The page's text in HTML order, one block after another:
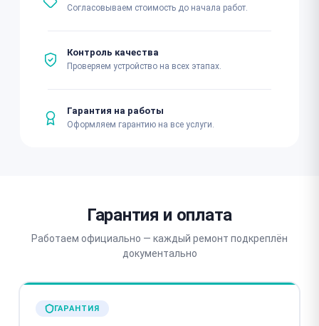
Согласовываем стоимость до начала работ.
Контроль качества
Проверяем устройство на всех этапах.
Гарантия на работы
Оформляем гарантию на все услуги.
Гарантия и оплата
Работаем официально — каждый ремонт подкреплён
документально
ГАРАНТИЯ